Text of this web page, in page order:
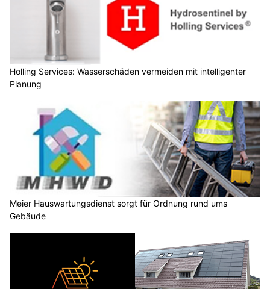
Holling Services: Wasserschäden vermeiden mit intelligenter
Planung
Meier Hauswartungsdienst sorgt für Ordnung rund ums
Gebäude